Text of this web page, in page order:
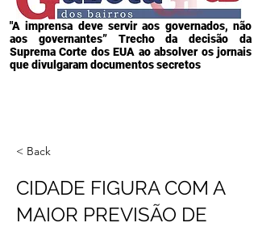
"A imprensa deve servir aos governados, não
aos governantes” Trecho da decisão da
Suprema Corte dos EUA ao absolver os jornais
que divulgaram documentos secretos
< Back
CIDADE FIGURA COM A
MAIOR PREVISÃO DE